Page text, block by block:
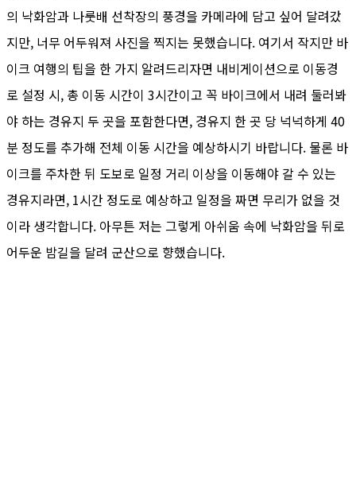
의 낙화암과 나룻배 선착장의 풍경을 카메라에 담고 싶어 달려갔
지만, 너무 어두워져 사진을 찍지는 못했습니다. 여기서 작지만 바
이크 여행의 팁을 한 가지 알려드리자면 내비게이션으로 이동경
로 설정 시, 총 이동 시간이 3시간이고 꼭 바이크에서 내려 둘러봐
야 하는 경유지 두 곳을 포함한다면, 경유지 한 곳 당 넉넉하게 40
분 정도를 추가해 전체 이동 시간을 예상하시기 바랍니다. 물론 바
이크를 주차한 뒤 도보로 일정 거리 이상을 이동해야 갈 수 있는
경유지라면, 1시간 정도로 예상하고 일정을 짜면 무리가 없을 것
이라 생각합니다. 아무튼 저는 그렇게 아쉬움 속에 낙화암을 뒤로
어두운 밤길을 달려 군산으로 향했습니다.